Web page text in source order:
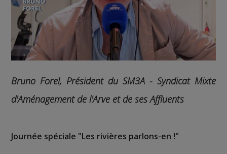
Bruno Forel, Président du SM3A - Syndicat Mixte
d'Aménagement de l'Arve et de ses Affluents
Journée spéciale "Les rivières parlons-en !"